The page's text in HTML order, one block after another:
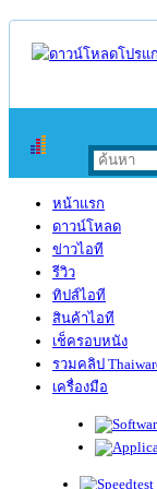
หน้าแรก
ดาวน์โหลด
ข่าวไอที
รีวิว
ทิปส์ไอที
สินค้าไอที
เช็ครอบหนัง
รวมคลิป
เครื่องมือ